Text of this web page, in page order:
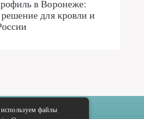
в Воронеже:
для кровли и
файлы